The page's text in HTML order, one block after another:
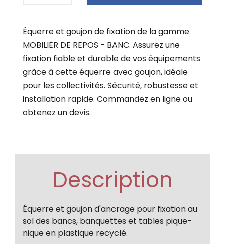
Équerre et goujon de fixation de la gamme
MOBILIER DE REPOS - BANC. Assurez une
fixation fiable et durable de vos équipements
grâce à cette équerre avec goujon, idéale
pour les collectivités. Sécurité, robustesse et
installation rapide. Commandez en ligne ou
obtenez un devis.
Description
Équerre et goujon d'ancrage pour fixation au
sol des bancs, banquettes et tables pique-
nique en plastique recyclé.